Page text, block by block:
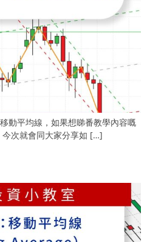
動平均線，如果想睇番教學內容嘅
今次就會同大家分享如 […]